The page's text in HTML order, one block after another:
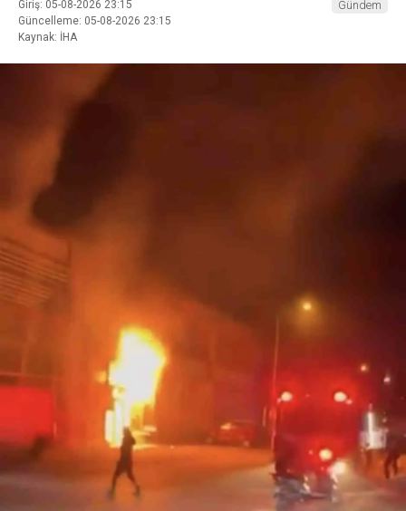
Giriş: 05-08-2026 23:15
Güncelleme: 05-08-2026 23:15
Kaynak: İHA
Gündem